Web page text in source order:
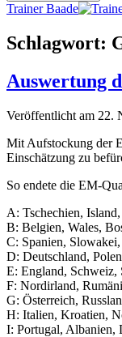
Trainer Baade
Schlagwort:
Auswertung
Veröffentlicht am 22.
Mit Aufstockung der
Einschätzung zu
So endete die EM-
A: Tschechien,
B: Belgien, Wales,
C: Spanien,
D: Deutschland,
E: England, Schweiz,
F: Nordirland,
G: Österreich,
H: Italien, Kroatien,
I: Portugal, Albanien,